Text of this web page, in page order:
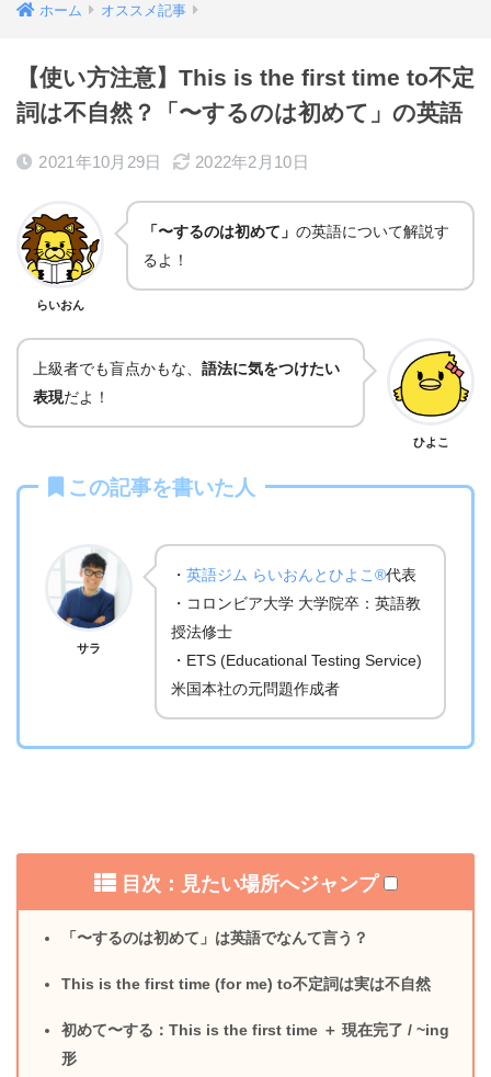
ホーム オススメ記事
【使い方注意】This is the first time to不定
詞は不自然？「〜するのは初めて」の英語
2021年10月29日 2022年2月10日
らいおん
「〜するのは初めて」 の英語について解説す
るよ！
上級者でも盲点かもな、 語法に気をつけたい
表現だよ！
ひよこ
この記事を書いた人
サラ
・ 英語ジム らいおんとひよこ®代表
・コロンビア大学 大学院卒：英語教
授法修士
・ETS (Educational Testing Service)
米国本社の元問題作成者
目次：見たい場所へジャンプ
「〜するのは初めて」は英語でなんて言う？
This is the first time (for me) to不定詞は実は不自然
初めて〜する：This is the first time ＋ 現在完了 / ~ing
形